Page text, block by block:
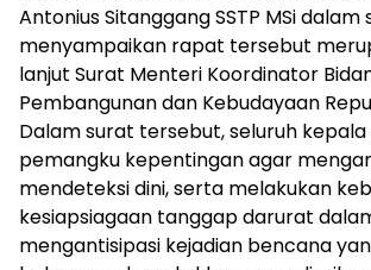
Antonius Sitanggang SSTP MSi
menyampaikan rapat tersebut
lanjut Surat Menteri Koordinator
Pembangunan dan Kebudayaan
Dalam surat tersebut, seluruh
pemangku kepentingan agar
mendeteksi dini, serta melakukan
kesiapsiagaan tanggap darurat
mengantisipasi kejadian bencana